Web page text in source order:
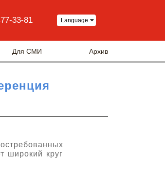
33-81 Language
Для СМИ Архив
широкий круг